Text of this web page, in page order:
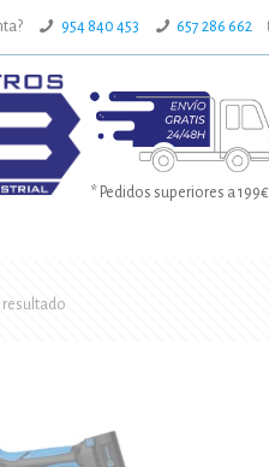
954 840 453 657 286 662
* Pedidos superiores a 199€